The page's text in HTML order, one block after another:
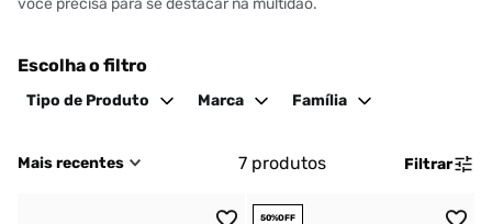
você precisa para se destacar na multidão.
Escolha o filtro
Tipo de Produto Marca Família
Mais recentes 7 produtos Filtrar
50%OFF